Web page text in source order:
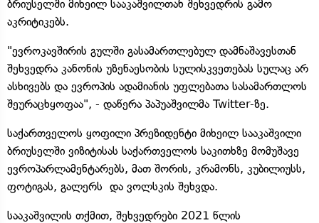
ბრიუსელში მიხეილ სააკაშვილთან შეხვედრის გამო
აკრიტიკებს.
"ევროკავშირის გულში გასამართლებულ დამნაშავესთან
შეხვედრა კანონის უზენაესობის სულისკვეთებას სულაც არ
ასხივებს და ევროპის ადამიანის უფლებათა სასამართლოს
შეურაცხყოფაა", - დაწერა პაპუაშვილმა Twitter-ზე.
საქართველოს ყოფილი პრეზიდენტი მიხეილ სააკაშვილი
ბრიუსელში ვიზიტისას საქართველოს საკითხზე მომუშავე
ევროპარლამენტარებს, მათ შორის, კრამონს, კუბილიუსს,
ფოტიგას, გალერს და ვოლსკის შეხვდა.
სააკაშვილის თქმით, შეხვედრები 2021 წლის